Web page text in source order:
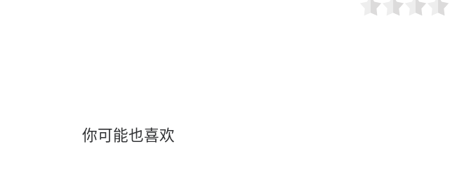
你可能也喜欢